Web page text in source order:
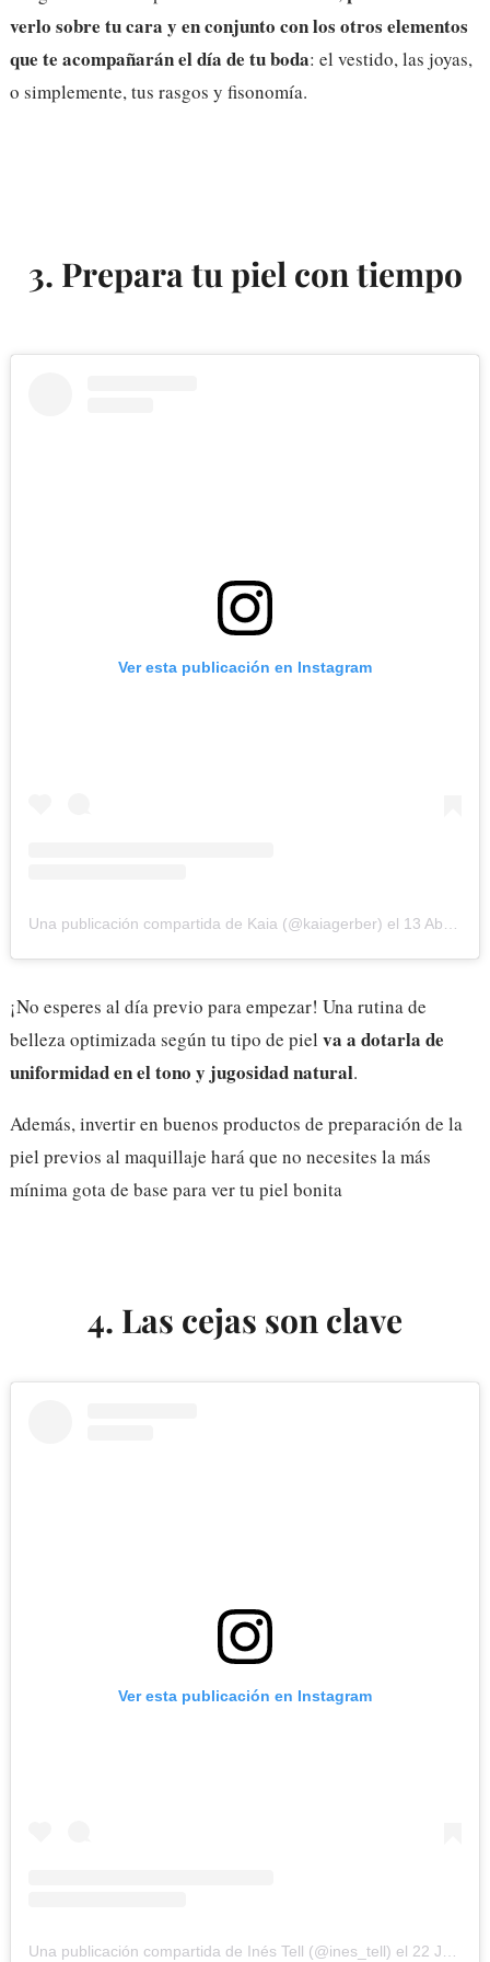
verlo sobre tu cara y en conjunto con los otros elementos
que te acompañarán el día de tu boda: el vestido, las joyas,
o simplemente, tus rasgos y fisonomía.
3. Prepara tu piel con tiempo
Ver esta publicación en Instagram
Una publicación compartida de Kaia (@kaiagerber) el 13 Abr, 2019 a las 10:21 PDT
¡No esperes al día previo para empezar! Una rutina de
belleza optimizada según tu tipo de piel va a dotarla de
uniformidad en el tono y jugosidad natural.
Además, invertir en buenos productos de preparación de la
piel previos al maquillaje hará que no necesites la más
mínima gota de base para ver tu piel bonita
4. Las cejas son clave
Ver esta publicación en Instagram
Una publicación compartida de Inés Tell (@ines_tell) el 22 Jul, 2018 a las 7:16 PDT